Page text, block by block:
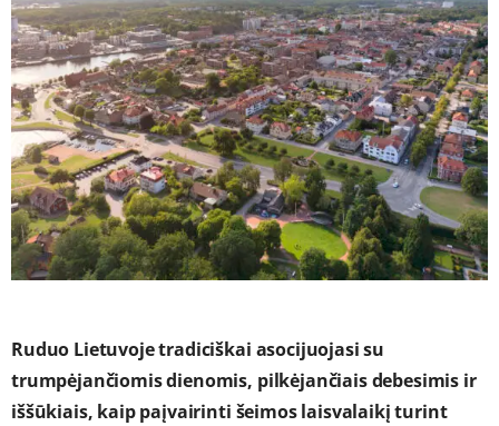
Ruduo Lietuvoje tradiciškai asocijuojasi su
trumpėjančiomis dienomis, pilkėjančiais debesimis ir
iššūkiais, kaip paįvairinti šeimos laisvalaikį turint